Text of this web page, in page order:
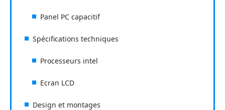
Panel PC capacitif
Spécifications techniques
Processeurs intel
Ecran LCD
Design et montages